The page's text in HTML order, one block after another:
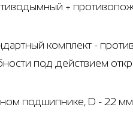
+
комплект -
под действием
подшипнике, D - 22